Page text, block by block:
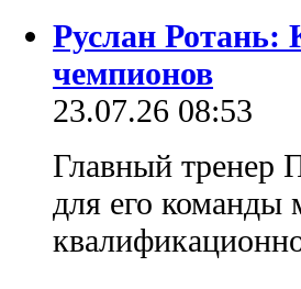
Руслан Ротань:
чемпионов
23.07.26 08:53
Главный тренер
для его команды